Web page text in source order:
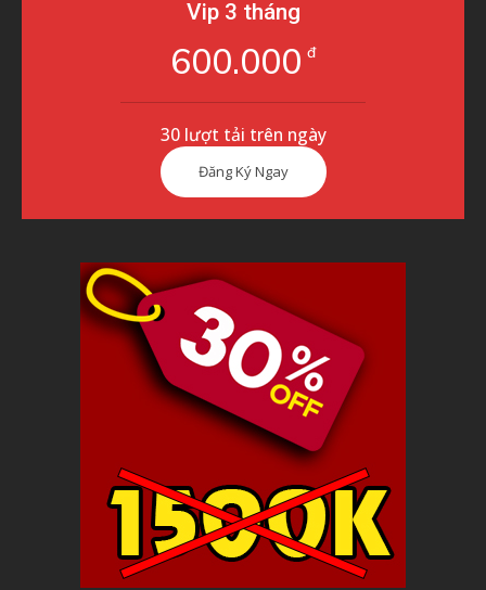
Vip 3 tháng
600.000 đ
30 lượt tải trên ngày
Đăng Ký Ngay